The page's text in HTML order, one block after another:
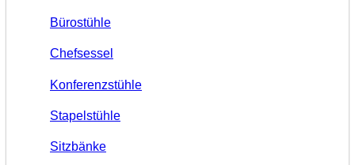
Bürostühle
Chefsessel
Konferenzstühle
Stapelstühle
Sitzbänke